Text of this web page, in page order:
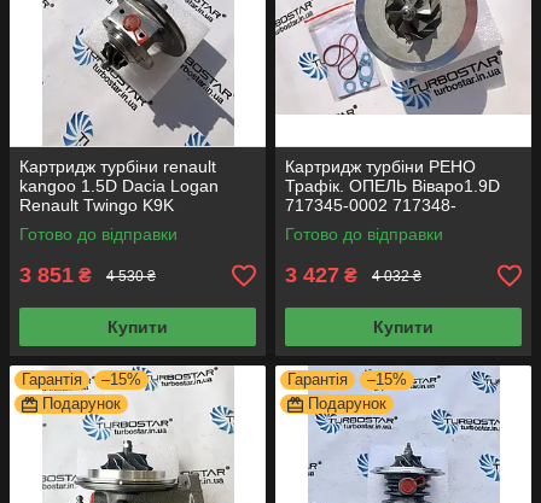
Картридж турбіни renault
kangoo 1.5D Dacia Logan
Renault Twingo K9K
54359700011 54359700012
54359700033
Готово до відправки
3 851 ₴ 4 530 ₴
Купити
Картридж турбіни РЕНО
Трафік. ОПЕЛЬ Віваро1.9D
717345-0002 717348-
0001 703245-0002
Готово до відправки
3 427 ₴ 4 032 ₴
Купити
Гарантія
–15%
Подарунок
Гарантія
–15%
Подарунок